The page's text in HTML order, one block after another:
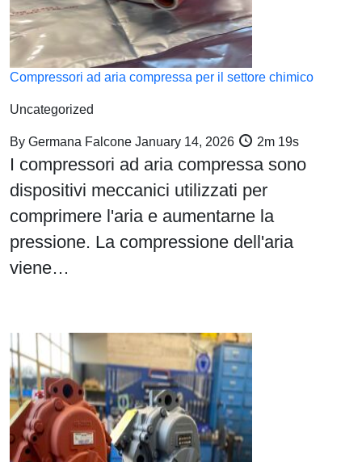
Compressori ad aria compressa per il settore chimico
Uncategorized
By Germana Falcone January 14, 2026 2m 19s
I compressori ad aria compressa sono
dispositivi meccanici utilizzati per
comprimere l'aria e aumentarne la
pressione. La compressione dell'aria
viene…